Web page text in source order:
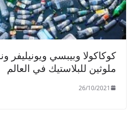
كوكاكولا وبيبسي ويونيليفر
ملوثين للبلاستيك في العالم
26/10/2021